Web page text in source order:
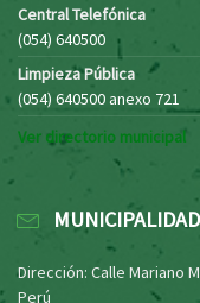
Central Telefónica
(054) 640500
Limpieza Pública
(054) 640500 anexo 721
Ver directorio municipal
Dirección: Calle Mariano
Perú